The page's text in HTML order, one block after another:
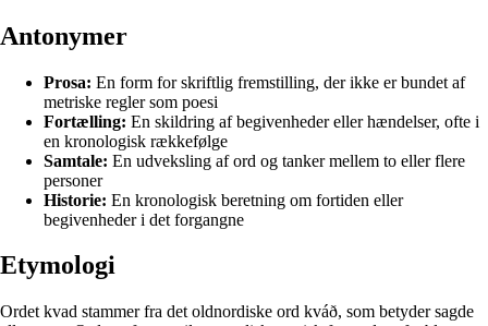
Antonymer
Prosa: En form for skriftlig fremstilling, der ikke er bundet af
metriske regler som poesi
Fortælling: En skildring af begivenheder eller hændelser, ofte i
en kronologisk rækkefølge
Samtale: En udveksling af ord og tanker mellem to eller flere
personer
Historie: En kronologisk beretning om fortiden eller
begivenheder i det forgangne
Etymologi
Ordet kvad stammer fra det oldnordiske ord kváð, som betyder sagde